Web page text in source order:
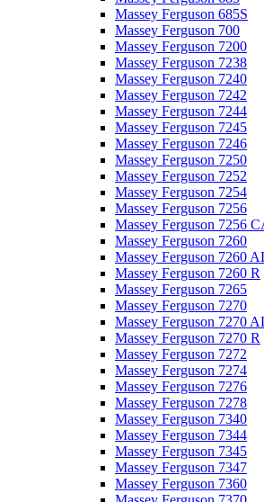
Massey Ferguson 685S
Massey Ferguson 700
Massey Ferguson 7200
Massey Ferguson 7238
Massey Ferguson 7240
Massey Ferguson 7242
Massey Ferguson 7244
Massey Ferguson 7245
Massey Ferguson 7246
Massey Ferguson 7250
Massey Ferguson 7252
Massey Ferguson 7254
Massey Ferguson 7256
Massey Ferguson 7256
Massey Ferguson 7260
Massey Ferguson 7260
Massey Ferguson 7260 R
Massey Ferguson 7265
Massey Ferguson 7270
Massey Ferguson 7270
Massey Ferguson 7270 R
Massey Ferguson 7272
Massey Ferguson 7274
Massey Ferguson 7276
Massey Ferguson 7278
Massey Ferguson 7340
Massey Ferguson 7344
Massey Ferguson 7345
Massey Ferguson 7347
Massey Ferguson 7360